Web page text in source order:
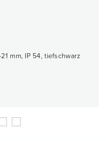
mm, IP 54, tiefschwarz